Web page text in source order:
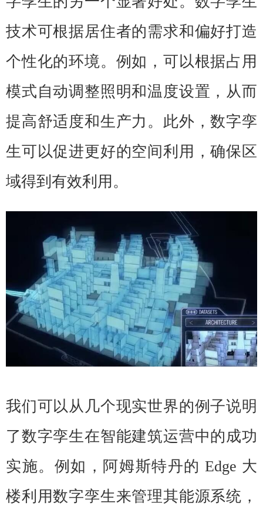
技术可根据居住者的需求和偏好打造
个性化的环境。例如，可以根据占用
模式自动调整照明和温度设置，从而
提高舒适度和生产力。此外，数字孪
生可以促进更好的空间利用，确保区
域得到有效利用。
我们可以从几个现实世界的例子说明
了数字孪生在智能建筑运营中的成功
实施。例如，阿姆斯特丹的 Edge 大
楼利用数字孪生来管理其能源系统，